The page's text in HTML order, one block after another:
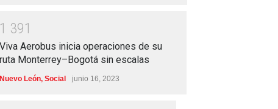
1 391
Viva Aerobus inicia operaciones de su
ruta Monterrey–Bogotá sin escalas
Nuevo León, Social junio 16, 2023